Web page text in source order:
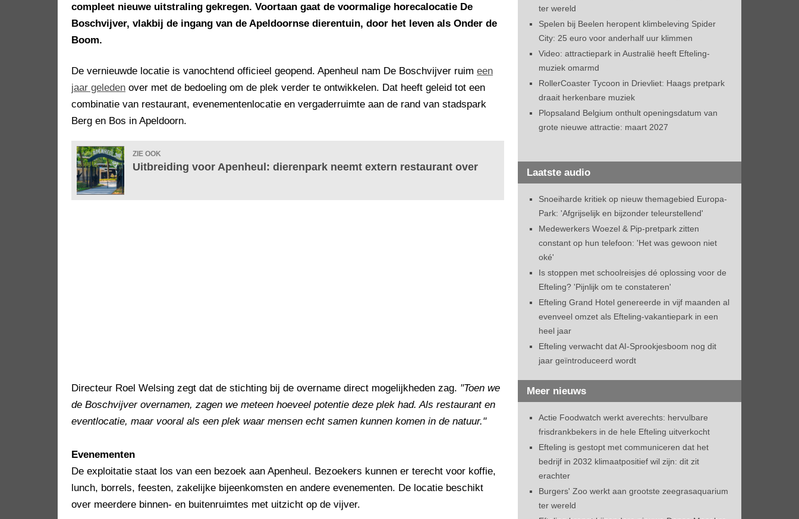
compleet nieuwe uitstraling gekregen. Voortaan gaat de voormalige horecalocatie De
Boschvijver, vlakbij de ingang van de Apeldoornse dierentuin, door het leven als Onder de
Boom.
De vernieuwde locatie is vanochtend officieel geopend. Apenheul nam De Boschvijver ruim een
jaar geleden over met de bedoeling om de plek verder te ontwikkelen. Dat heeft geleid tot een
combinatie van restaurant, evenementenlocatie en vergaderruimte aan de rand van stadspark
Berg en Bos in Apeldoorn.
ZIE OOK
Uitbreiding voor Apenheul: dierenpark neemt extern restaurant over
Directeur Roel Welsing zegt dat de stichting bij de overname direct mogelijkheden zag. "Toen we
de Boschvijver overnamen, zagen we meteen hoeveel potentie deze plek had. Als restaurant en
eventlocatie, maar vooral als een plek waar mensen echt samen kunnen komen in de natuur."
Evenementen
De exploitatie staat los van een bezoek aan Apenheul. Bezoekers kunnen er terecht voor koffie,
lunch, borrels, feesten, zakelijke bijeenkomsten en andere evenementen. De locatie beschikt
over meerdere binnen- en buitenruimtes met uitzicht op de vijver.
ter wereld
Spelen bij Beelen heropent klimbeleving Spider
City: 25 euro voor anderhalf uur klimmen
Video: attractiepark in Australië heeft Efteling-
muziek omarmd
RollerCoaster Tycoon in Drievliet: Haags pretpark
draait herkenbare muziek
Plopsaland Belgium onthult openingsdatum van
grote nieuwe attractie: maart 2027
Laatste audio
Snoeiharde kritiek op nieuw themagebied Europa-
Park: 'Afgrijselijk en bijzonder teleurstellend'
Medewerkers Woezel & Pip-pretpark zitten
constant op hun telefoon: 'Het was gewoon niet
oké'
Is stoppen met schoolreisjes dé oplossing voor de
Efteling? 'Pijnlijk om te constateren'
Efteling Grand Hotel genereerde in vijf maanden al
evenveel omzet als Efteling-vakantiepark in een
heel jaar
Efteling verwacht dat AI-Sprookjesboom nog dit
jaar geïntroduceerd wordt
Meer nieuws
Actie Foodwatch werkt averechts: hervulbare
frisdrankbekers in de hele Efteling uitverkocht
Efteling is gestopt met communiceren dat het
bedrijf in 2032 klimaatpositief wil zijn: dit zit
erachter
Burgers' Zoo werkt aan grootste zeegrasaquarium
ter wereld